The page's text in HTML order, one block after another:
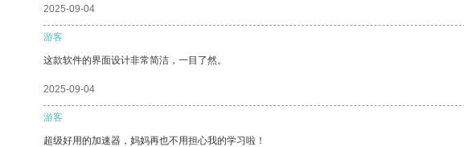
2025-09-04
游客
这款软件的界面设计非常简洁，一目了然。
2025-09-04
游客
超级好用的加速器，妈妈再也不用担心我的学习啦！